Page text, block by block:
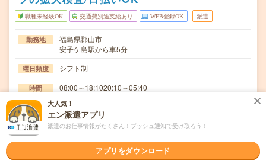
職種未経験OK 交通費別途支給あり WEB登録OK 派遣
勤務地
福島県郡山市
安子ケ島駅から車5分
曜日頻度 シフト制
時間 08:00～18:1020:10～05:40
期間 長期でお仕事できる方、大歓迎！
時給 時給1350円
交通費
交通費規定内支給
大人気！
エン派遣アプリ
派遣のお仕事情報がたくさん！プッシュ通知で受け取ろう！
アプリをダウンロード